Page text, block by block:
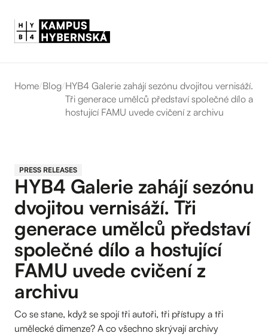
Home/Blog/HYB4 Galerie zahájí sezónu dvojitou vernisáží.
Tři generace umělců představí společné dílo a
hostující FAMU uvede cvičení z archivu
PRESS RELEASES
HYB4 Galerie zahájí sezónu
dvojitou vernisáží. Tři
generace umělců představí
společné dílo a hostující
FAMU uvede cvičení z
archivu
Co se stane, když se spojí tři autoři, tři přístupy a tři
umělecké dimenze? A co všechno skrývají archivy